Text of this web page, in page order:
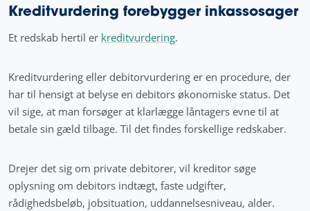
Kreditvurdering forebygger inkassosager
Et redskab hertil er kreditvurdering.
Kreditvurdering eller debitorvurdering er en procedure, der
har til hensigt at belyse en debitors økonomiske status. Det
vil sige, at man forsøger at klarlægge låntagers evne til at
betale sin gæld tilbage. Til det findes forskellige redskaber.
Drejer det sig om private debitorer, vil kreditor søge
oplysning om debitors indtægt, faste udgifter,
rådighedsbeløb, jobsituation, uddannelsesniveau, alder.